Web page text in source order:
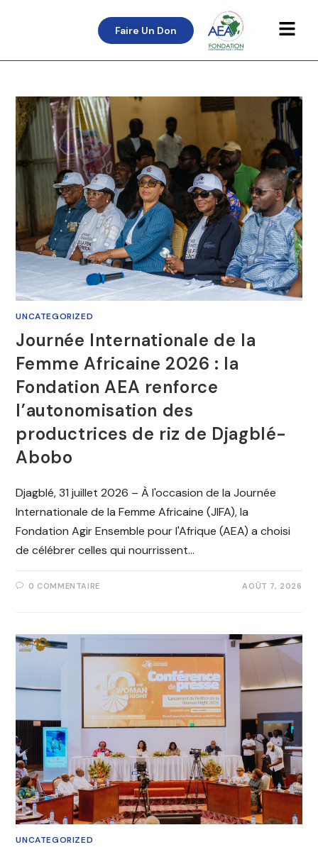
Faire Un Don
UNCATEGORIZED
Journée Internationale de la
Femme Africaine 2026 : la
Fondation AEA renforce
l’autonomisation des
productrices de riz de Djagblé-
Abobo
Djagblé, 31 juillet 2026 – À l'occasion de la Journée
Internationale de la Femme Africaine (JIFA), la
Fondation Agir Ensemble pour l'Afrique (AEA) a choisi
de célébrer celles qui nourrissent…
0 COMMENTAIRE AOÛT 7, 2026
UNCATEGORIZED